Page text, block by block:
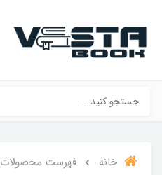
خانه
فهرست محصولات